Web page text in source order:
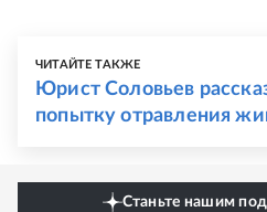
ЧИТАЙТЕ ТАКЖЕ
Юрист Соловьев
попытку отравления
Станьте нашим